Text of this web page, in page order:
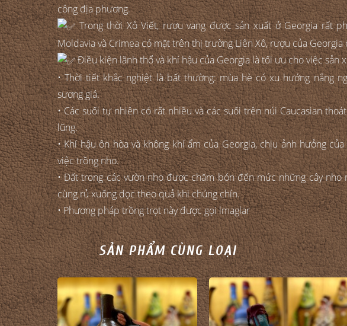
công địa phương.
Trong thời Xô Viết, rượu vang được sản xuất ở Georgia rất
Moldavia và Crimea có mặt trên thị trường Liên Xô, rượu của
Điều kiện lãnh thổ và khí hậu của Georgia là tối ưu cho việc sản
• Thời tiết khắc nghiệt là bất thường: mùa hè có xu hướng nắng
sương giá.
• Các suối tự nhiên có rất nhiều và các suối trên núi Caucasian
lũng.
• Khí hậu ôn hòa và không khí ẩm của Georgia, chịu ảnh hưởng
việc trồng nho.
• Đất trong các vườn nho được chăm bón đến mức những cây nho
cùng rủ xuống dọc theo quả khi chúng chín.
• Phương pháp trồng trọt này được gọi lmaglar
SẢN PHẨM CÙNG LOẠI